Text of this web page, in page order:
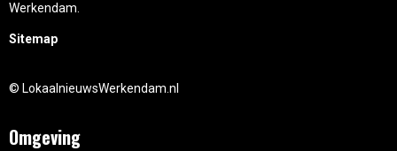
Werkendam.
Sitemap
© LokaalnieuwsWerkendam.nl
Omgeving